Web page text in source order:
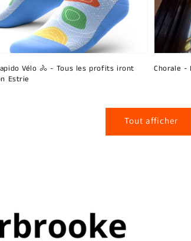
Vélo 🚴 - Tous les profits iront
Estrie
Chorale -
Tout afficher